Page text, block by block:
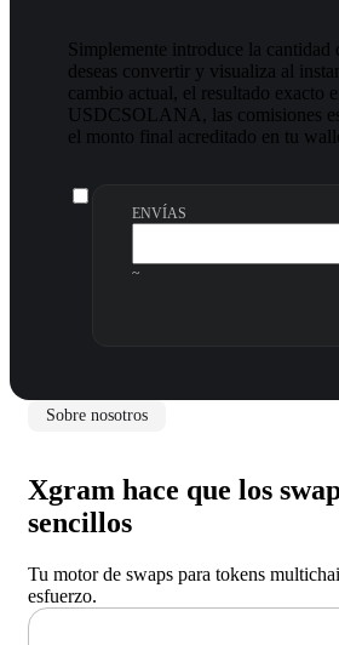
Simplemente introduce la cantidad
deseas convertir y visualiza al
cambio actual, el resultado exacto
USDCSOLANA, las comisiones
el monto final acreditado en tu
ENVÍAS
~
Sobre nosotros
Xgram hace que los
sencillos
Tu motor de swaps para tokens
esfuerzo.